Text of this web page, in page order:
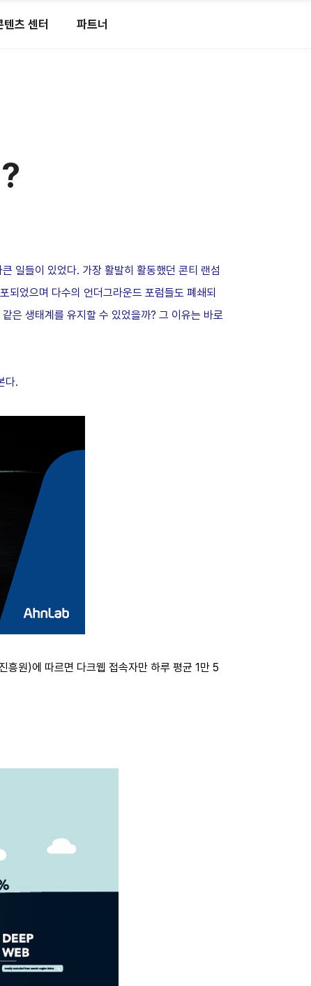
텐츠 센터 파트너
일들이 있었다. 가장 활발히 활동했던 콘티 랜섬
되었으며 다수의 언더그라운드 포럼들도 폐쇄되
은 생태계를 유지할 수 있었을까? 그 이유는 바로
다.
원)에 따르면 다크웹 접속자만 하루 평균 1만 5